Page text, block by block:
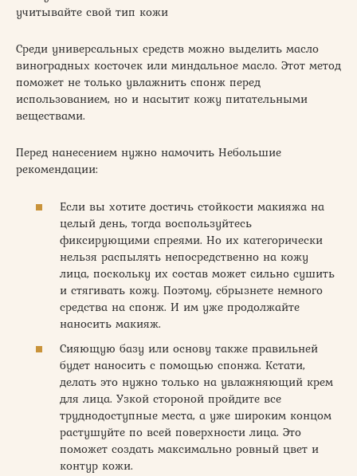
учитывайте свой тип кожи
Среди универсальных средств можно выделить масло
виноградных косточек или миндальное масло. Этот метод
поможет не только увлажнить спонж перед
использованием, но и насытит кожу питательными
веществами.
Перед нанесением нужно намочить Небольшие
рекомендации:
Если вы хотите достичь стойкости макияжа на
целый день, тогда воспользуйтесь
фиксирующими спреями. Но их категорически
нельзя распылять непосредственно на кожу
лица, поскольку их состав может сильно сушить
и стягивать кожу. Поэтому, сбрызнете немного
средства на спонж. И им уже продолжайте
наносить макияж.
Сияющую базу или основу также правильней
будет наносить с помощью спонжа. Кстати,
делать это нужно только на увлажняющий крем
для лица. Узкой стороной пройдите все
труднодоступные места, а уже широким концом
растушуйте по всей поверхности лица. Это
поможет создать максимально ровный цвет и
контур кожи.